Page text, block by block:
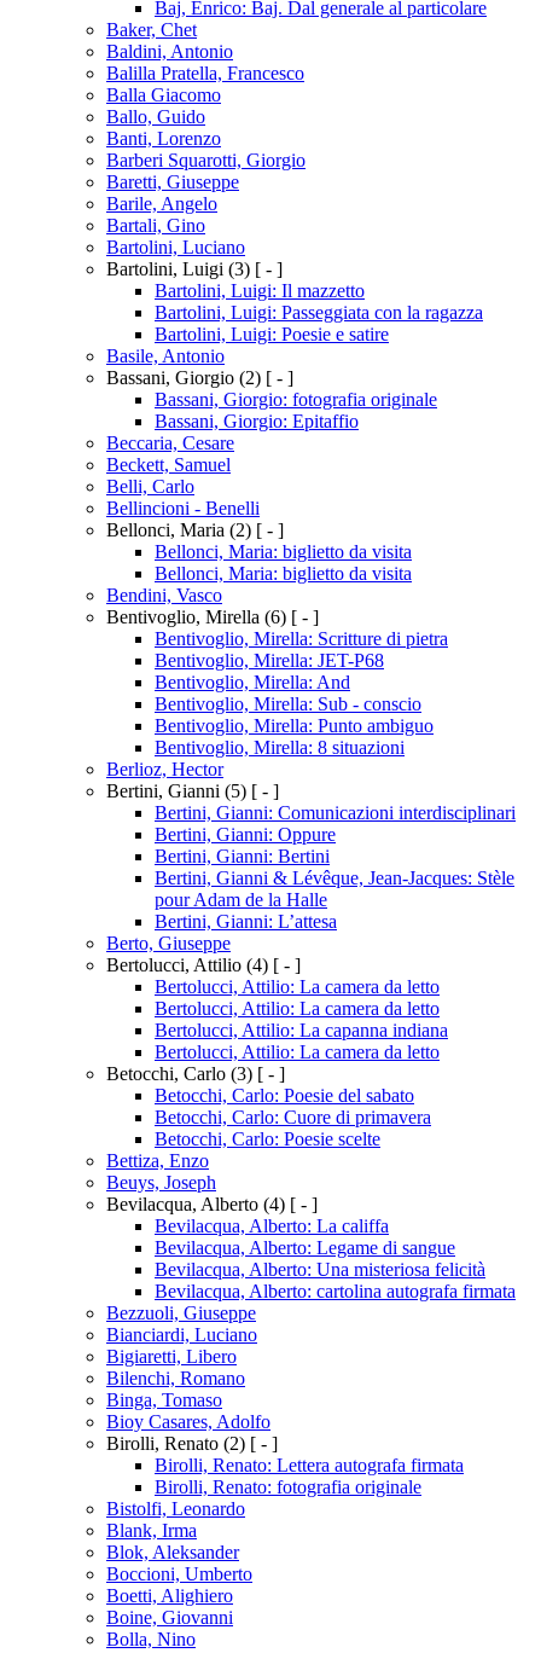
Baj, Enrico: Baj. Dal generale al particolare
Baker, Chet
Baldini, Antonio
Balilla Pratella, Francesco
Balla Giacomo
Ballo, Guido
Banti, Lorenzo
Barberi Squarotti, Giorgio
Baretti, Giuseppe
Barile, Angelo
Bartali, Gino
Bartolini, Luciano
Bartolini, Luigi (3) [ - ]
Bartolini, Luigi: Il mazzetto
Bartolini, Luigi: Passeggiata con la ragazza
Bartolini, Luigi: Poesie e satire
Basile, Antonio
Bassani, Giorgio (2) [ - ]
Bassani, Giorgio: fotografia originale
Bassani, Giorgio: Epitaffio
Beccaria, Cesare
Beckett, Samuel
Belli, Carlo
Bellincioni - Benelli
Bellonci, Maria (2) [ - ]
Bellonci, Maria: biglietto da visita
Bellonci, Maria: biglietto da visita
Bendini, Vasco
Bentivoglio, Mirella (6) [ - ]
Bentivoglio, Mirella: Scritture di pietra
Bentivoglio, Mirella: JET-P68
Bentivoglio, Mirella: And
Bentivoglio, Mirella: Sub - conscio
Bentivoglio, Mirella: Punto ambiguo
Bentivoglio, Mirella: 8 situazioni
Berlioz, Hector
Bertini, Gianni (5) [ - ]
Bertini, Gianni: Comunicazioni interdisciplinari
Bertini, Gianni: Oppure
Bertini, Gianni: Bertini
Bertini, Gianni & Lévêque, Jean-Jacques: Stèle
pour Adam de la Halle
Bertini, Gianni: L’attesa
Berto, Giuseppe
Bertolucci, Attilio (4) [ - ]
Bertolucci, Attilio: La camera da letto
Bertolucci, Attilio: La camera da letto
Bertolucci, Attilio: La capanna indiana
Bertolucci, Attilio: La camera da letto
Betocchi, Carlo (3) [ - ]
Betocchi, Carlo: Poesie del sabato
Betocchi, Carlo: Cuore di primavera
Betocchi, Carlo: Poesie scelte
Bettiza, Enzo
Beuys, Joseph
Bevilacqua, Alberto (4) [ - ]
Bevilacqua, Alberto: La califfa
Bevilacqua, Alberto: Legame di sangue
Bevilacqua, Alberto: Una misteriosa felicità
Bevilacqua, Alberto: cartolina autografa firmata
Bezzuoli, Giuseppe
Bianciardi, Luciano
Bigiaretti, Libero
Bilenchi, Romano
Binga, Tomaso
Bioy Casares, Adolfo
Birolli, Renato (2) [ - ]
Birolli, Renato: Lettera autografa firmata
Birolli, Renato: fotografia originale
Bistolfi, Leonardo
Blank, Irma
Blok, Aleksander
Boccioni, Umberto
Boetti, Alighiero
Boine, Giovanni
Bolla, Nino